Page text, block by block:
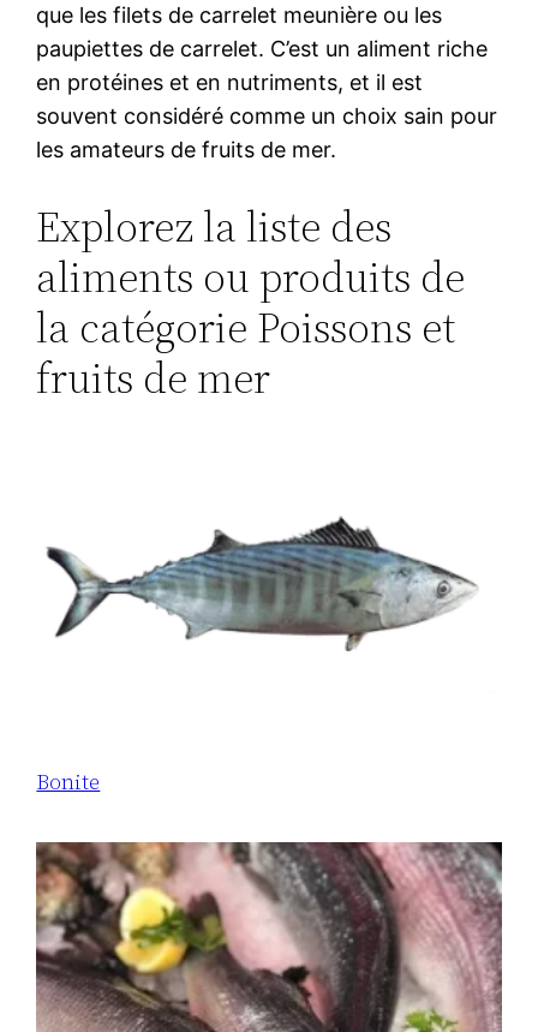
que les filets de carrelet meunière ou les
paupiettes de carrelet. C’est un aliment riche
en protéines et en nutriments, et il est
souvent considéré comme un choix sain pour
les amateurs de fruits de mer.
Explorez la liste des
aliments ou produits de
la catégorie Poissons et
fruits de mer
Bonite